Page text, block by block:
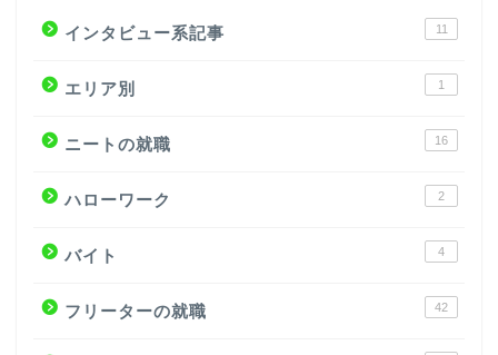
インタビュー系記事 11
エリア別 1
ニートの就職 16
ハローワーク 2
バイト 4
フリーターの就職 42